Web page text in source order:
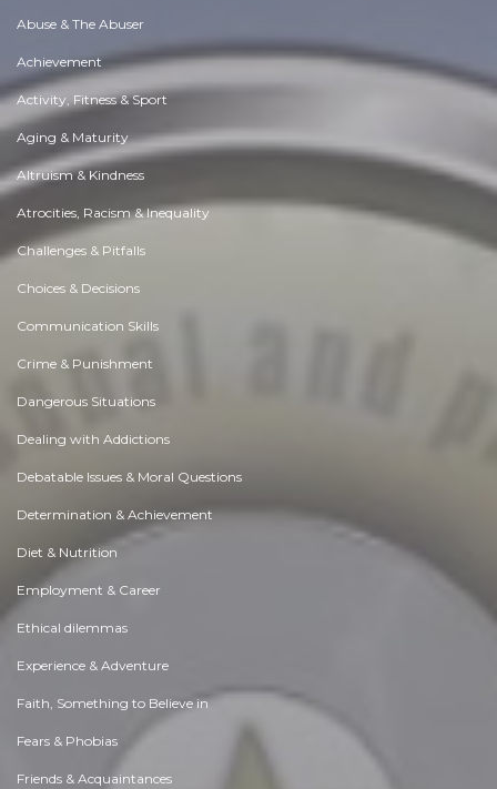
Abuse & The Abuser
Achievement
Activity, Fitness & Sport
Aging & Maturity
Altruism & Kindness
Atrocities, Racism & Inequality
Challenges & Pitfalls
Choices & Decisions
Communication Skills
Crime & Punishment
Dangerous Situations
Dealing with Addictions
Debatable Issues & Moral Questions
Determination & Achievement
Diet & Nutrition
Employment & Career
Ethical dilemmas
Experience & Adventure
Faith, Something to Believe in
Fears & Phobias
Friends & Acquaintances